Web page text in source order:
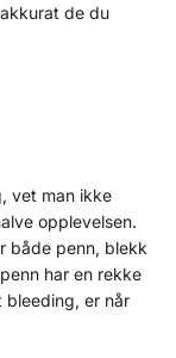
de du
vet man ikke
opplevelsen.
både penn, blekk
har en rekke
bleeding, er når